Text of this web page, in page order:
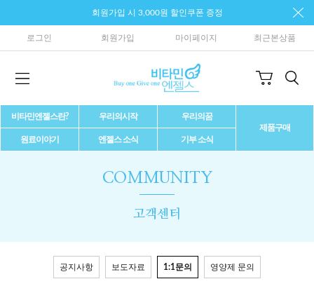
회원가입 시 3,000원 할인쿠폰 증정
로그인 회원가입 마이페이지 최근본상품
비타민엔젤스란? 우리의시작
우리의꿈
제품구매
원료이야기
엔젤스 소식 기부 소식
COMMUNITY
고객센터
공지사항 보도자료 1:1문의 영양제 문의